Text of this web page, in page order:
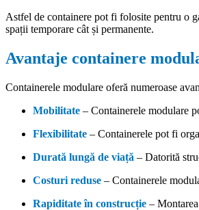
Astfel de containere pot fi folosite pentru o
spații temporare cât și permanente.
Avantaje containere
Containerele modulare oferă numeroase
Mobilitate – Containerele modulare
Flexibilitate – Containerele pot fi
Durată lungă de viață – Datorită
Costuri reduse – Containerele
Rapiditate în construcție –